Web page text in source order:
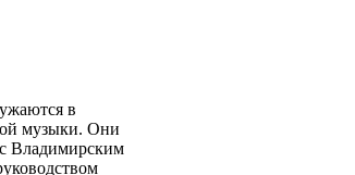
в
музыки. Они
Владимирским